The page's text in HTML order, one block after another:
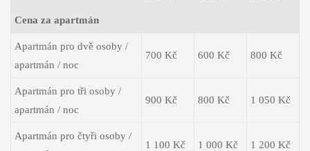
Cena za apartmán
Apartmán pro dvě osoby/
apartmán / noc
700 Kč 600 Kč 800 Kč
Apartmán pro tři osoby /
apartmán / noc
900 Kč 800 Kč 1 050 Kč
Apartmán pro čtyři osoby/
1 100 Kč 1 000 Kč 1 200 Kč